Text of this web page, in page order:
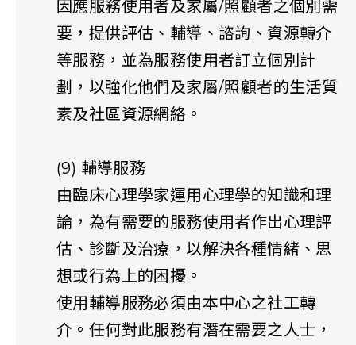
因應服務使用者及家屬/照顧者之個別需
要，提供評估、輔導、諮詢、資源轉介
等服務，並為服務使用者訂立個別計
劃，以強化他們及家屬/照顧者的生活質
素及社區資源網絡。
(9) 輔導服務
由臨床心理學家運用心理學的知識和理
論，為有需要的服務使用者作出心理評
估、診斷及治療，以解決各種情緒、思
想或行為上的困擾。
使用輔導服務必須由本中心之社工轉
介。任何對此服務有潛在需要之人士，